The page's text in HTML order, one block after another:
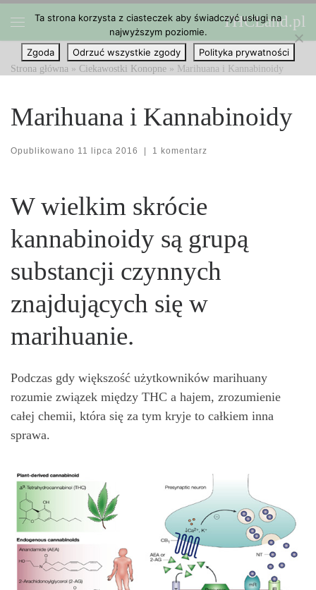
Przejdź do treści THCLand.pl
Strona główna » Ciekawostki Konopne » Marihuana i Kannabinoidy
Marihuana i Kannabinoidy
Opublikowano 11 lipca 2016 | 1 komentarz
W wielkim skrócie
kannabinoidy są grupą
substancji czynnych
znajdujących się w
marihuanie.
Podczas gdy większość użytkowników marihuany
rozumie związek między THC a hajem, zrozumienie
całej chemii, która się za tym kryje to całkiem inna
sprawa.
Ta strona korzysta z ciasteczek aby świadczyć usługi na
najwyższym poziomie.
Zgoda
Odrzuć wszystkie zgody Polityka prywatności